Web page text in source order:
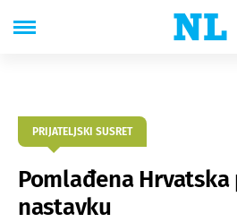
PRIJATELJSKI SUSRET
Pomlađena Hrvatska
nastavku